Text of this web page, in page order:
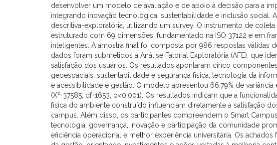
desenvolver um modelo de avaliação e de apoio à decisão para a
integrando inovação tecnológica, sustentabilidade e inclusão social.
descritiva-exploratória, utilizando um survey. O instrumento de
estruturado com 69 dimensões, fundamentado na ISO 37122 e em
inteligentes. A amostra final foi composta por 986 respostas válidas
dados foram submetidos à Análise Fatorial Exploratória (AFE), que
satisfação dos usuários. Os resultados apontaram cinco
geoespaciais; sustentabilidade e segurança física; tecnologia da
e acessibilidade e gestão. O modelo apresentou 66,79% de
(X²=37585; df=1653; p<0,001). Os resultados indicam que a
física do ambiente construído influenciam diretamente a satisfação
campus. Além disso, os participantes compreendem o Smart
tecnologia, governança, inovação e participação da comunidade
eficiência operacional e melhor experiência universitária. Os